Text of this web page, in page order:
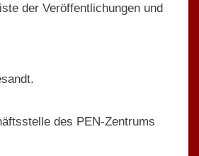
der Veröffentlichungen und
des PEN-Zentrums